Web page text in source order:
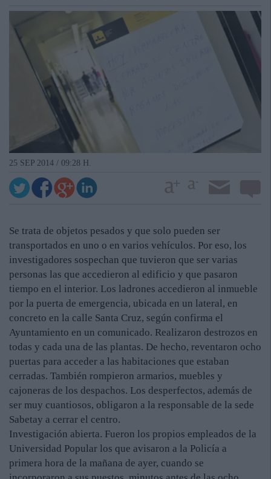
25 SEP 2014 / 09:28 H.
Se trata de objetos pesados y que solo pueden ser
transportados en uno o en varios vehículos. Por eso, los
investigadores sospechan que tuvieron que ser varias
personas las que accedieron al edificio y que pasaron
tiempo en el interior. Los ladrones accedieron al inmueble
por la puerta de emergencia, ubicada en un lateral, en
concreto en la calle Santa Cruz, según confirma el
Ayuntamiento en un comunicado. Realizaron destrozos en
todas y cada una de las plantas. De hecho, reventaron ocho
puertas para acceder a las habitaciones que estaban
cerradas. También rompieron armarios, muebles y
cajoneras de los despachos. Los desperfectos, además de
ser muy cuantiosos, obligaron a la responsable de la sede
Sabetay a cerrar el centro.
Investigación abierta. Fueron los propios empleados de la
Universidad Popular los que avisaron a la Policía a
primera hora de la mañana de ayer, cuando se